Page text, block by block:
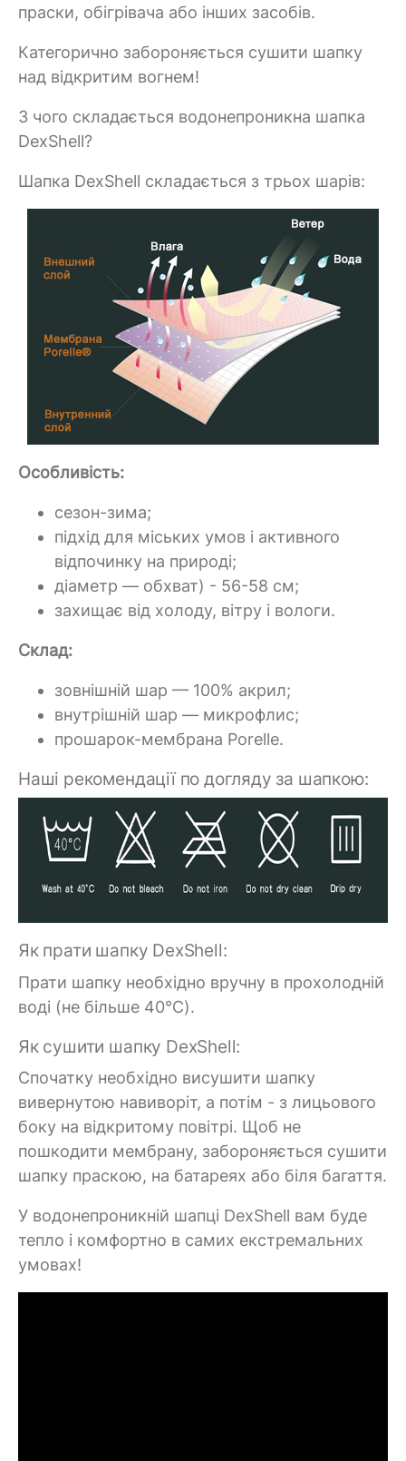
праски, обігрівача або інших засобів.
Категорично забороняється сушити шапку
над відкритим вогнем!
З чого складається водонепроникна шапка
DexShell?
Шапка DexShell складається з трьох шарів:
Особливість:
сезон-зима;
підхід для міських умов і активного
відпочинку на природі;
діаметр — обхват) - 56-58 см;
захищає від холоду, вітру і вологи.
Склад:
зовнішній шар — 100% акрил;
внутрішній шар — микрофлис;
прошарок-мембрана Porelle.
Наші рекомендації по догляду за шапкою:
Як прати шапку DexShell:
Прати шапку необхідно вручну в прохолодній
воді (не більше 40°C).
Як сушити шапку DexShell:
Спочатку необхідно висушити шапку
вивернутою навиворіт, а потім - з лицьового
боку на відкритому повітрі. Щоб не
пошкодити мембрану, забороняється сушити
шапку праскою, на батареях або біля багаття.
У водонепроникній шапці DexShell вам буде
тепло і комфортно в самих екстремальних
умовах!